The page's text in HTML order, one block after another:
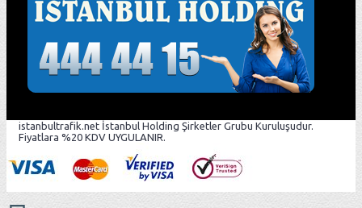
istanbultrafik.net İstanbul Holding Şirketler Grubu Kuruluşudur.
Fiyatlara %20 KDV UYGULANIR.